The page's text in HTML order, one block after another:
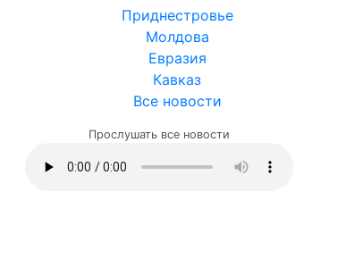
Приднестровье
Молдова
Евразия
Кавказ
Все новости
Прослушать все новости